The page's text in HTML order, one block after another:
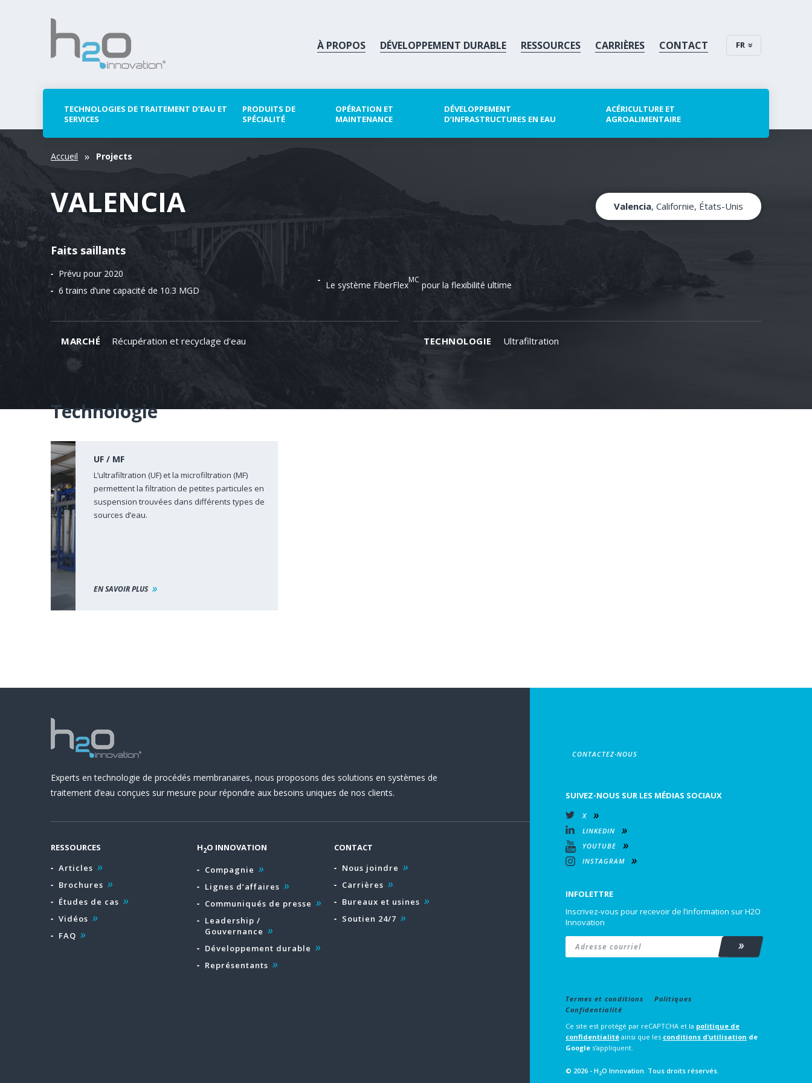
À PROPOS DÉVELOPPEMENT DURABLE RESSOURCES CARRIÈRES CONTACT FR
TECHNOLOGIES DE TRAITEMENT D’EAU ET
SERVICES
PRODUITS DE
SPÉCIALITÉ
OPÉRATION ET
MAINTENANCE
DÉVELOPPEMENT
D’INFRASTRUCTURES EN EAU
ACÉRICULTURE ET
AGROALIMENTAIRE
Accueil Projects
VALENCIA
Faits saillants
Prévu pour 2020
6 trains d’une capacité de 10.3 MGD
Le système FiberFlexMC pour la flexibilité ultime
Valencia, Californie, États-Unis
MARCHÉ Récupération et recyclage d'eau TECHNOLOGIE Ultrafiltration
Technologie
UF / MF
L’ultrafiltration (UF) et la microfiltration (MF)
permettent la filtration de petites particules en
suspension trouvées dans différents types de
sources d’eau.
EN SAVOIR PLUS
Experts en technologie de procédés membranaires, nous proposons des solutions en systèmes de
traitement d’eau conçues sur mesure pour répondre aux besoins uniques de nos clients.
RESSOURCES
Articles
Brochures
Études de cas
Vidéos
FAQ
H2O INNOVATION
Compagnie
Lignes d’affaires
Communiqués de presse
Leadership /
Gouvernance
Développement durable
Représentants
CONTACT
Nous joindre
Carrières
Bureaux et usines
Soutien 24/7
CONTACTEZ-NOUS
SUIVEZ-NOUS SUR LES MÉDIAS SOCIAUX
X
LINKEDIN
YOUTUBE
INSTAGRAM
INFOLETTRE
Inscrivez-vous pour recevoir de l’information sur H2O
Innovation
Email Subscribe
Termes et conditions
Politiques
Confidentialité
Ce site est protégé par reCAPTCHA et la politique de
confidentialité ainsi que les conditions d’utilisation de
Google s’appliquent.
© 2026 - H2O Innovation. Tous droits réservés.